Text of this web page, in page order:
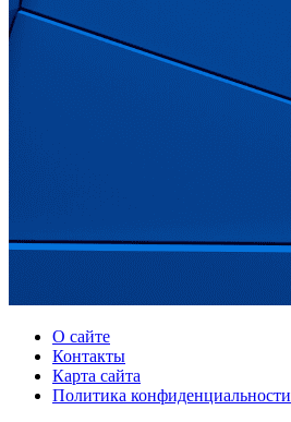
О сайте
Контакты
Карта сайта
Политика конфиденциальности